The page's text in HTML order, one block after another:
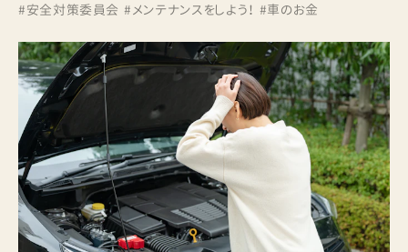
#安全対策委員会 #メンテナンスをしよう！ #車のお金